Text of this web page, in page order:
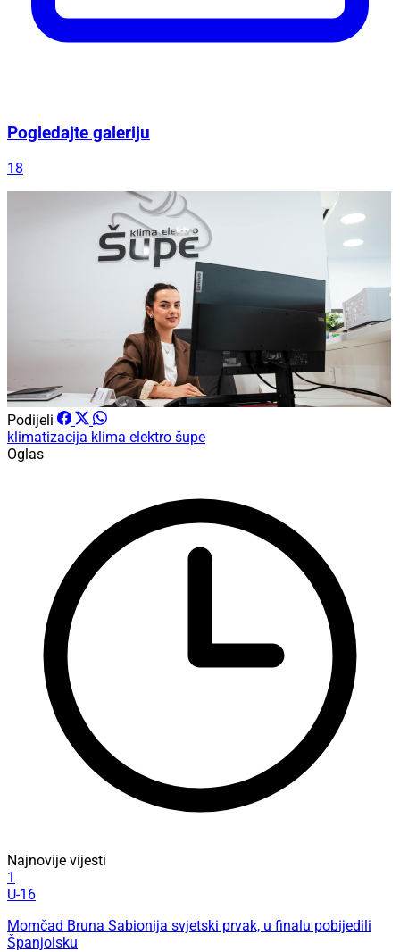
Pogledajte galeriju
18
Podijeli
klimatizacija klima elektro šupe
Oglas
Najnovije vijesti
1
U-16
Momčad Bruna Sabionija svjetski prvak, u finalu pobijedili
Španjolsku